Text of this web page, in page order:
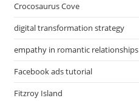
Crocosaurus Cove
digital transformation strategy
empathy in romantic relationships
Facebook ads tutorial
Fitzroy Island